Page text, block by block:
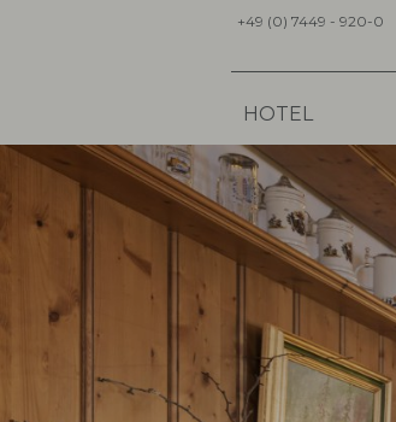
+49 (0) 7449 - 920-0
HOTEL